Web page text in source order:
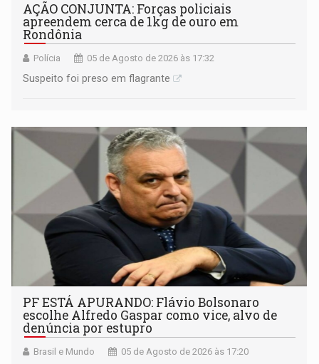
AÇÃO CONJUNTA: Forças policiais
apreendem cerca de 1kg de ouro em
Rondônia
Polícia 05 de Agosto de 2026 às 17:32
Suspeito foi preso em flagrante
PF ESTÁ APURANDO: Flávio Bolsonaro
escolhe Alfredo Gaspar como vice, alvo de
denúncia por estupro
Brasil e Mundo 05 de Agosto de 2026 às 17:20